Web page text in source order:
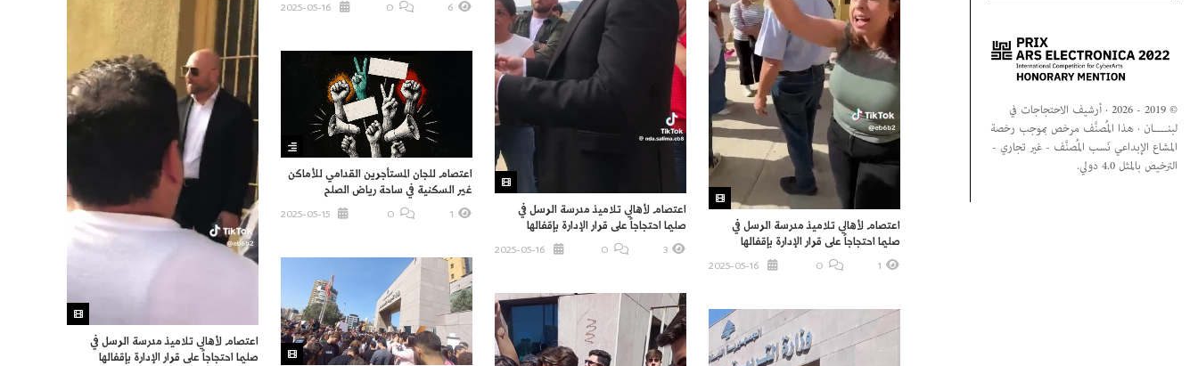
© 2019 - 2026 · أرشيف الاحتجاجات في
لبنــــان · هذا المُصنَّف مرخص بموجب رخصة
المشاع الإبداعي نَسب المُصنَّف - غير تجاري -
الترخيص بالمثل 4.0 دولي.
6
اعتصام لأهالي تلاميذ مدرسة الرسل في
صليما احتجاجاً على قرار الإدارة بإقفالها
3
اعتصام لأهالي تلاميذ مدرسة الرسل في
صليما احتجاجاً على قرار الإدارة بإقفالها
1
O
اعتصام لأهالي تلاميذ مدرسة الرسل في
صليما احتجاجاً على قرار الإدارة بإقفالها
اعتصام للجان المستأجرين القدامي للأماكن
غير السكنية في ساحة رياض الصلح
1
O
2025-05-15